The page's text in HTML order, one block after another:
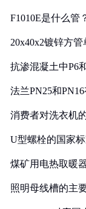
F1010E是什么管
20x40x2镀锌方
抗渗混凝土中P6
法兰PN25和
消费者对洗衣机
U型螺栓的国家
煤矿用电热取暖
照明母线槽的主